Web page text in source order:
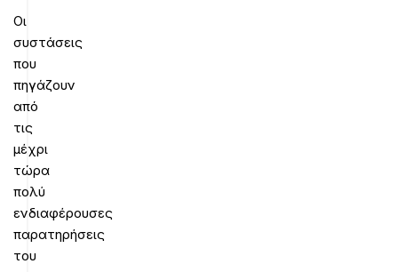
Οι
συστάσεις
που
πηγάζουν
από
τις
μέχρι
τώρα
πολύ
ενδιαφέρουσες
παρατηρήσεις
του